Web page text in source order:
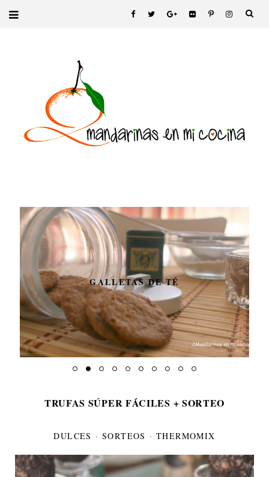
GALLETAS DE TÉ
TRUFAS SÚPER FÁCILES + SORTEO
DULCES · SORTEOS · THERMOMIX